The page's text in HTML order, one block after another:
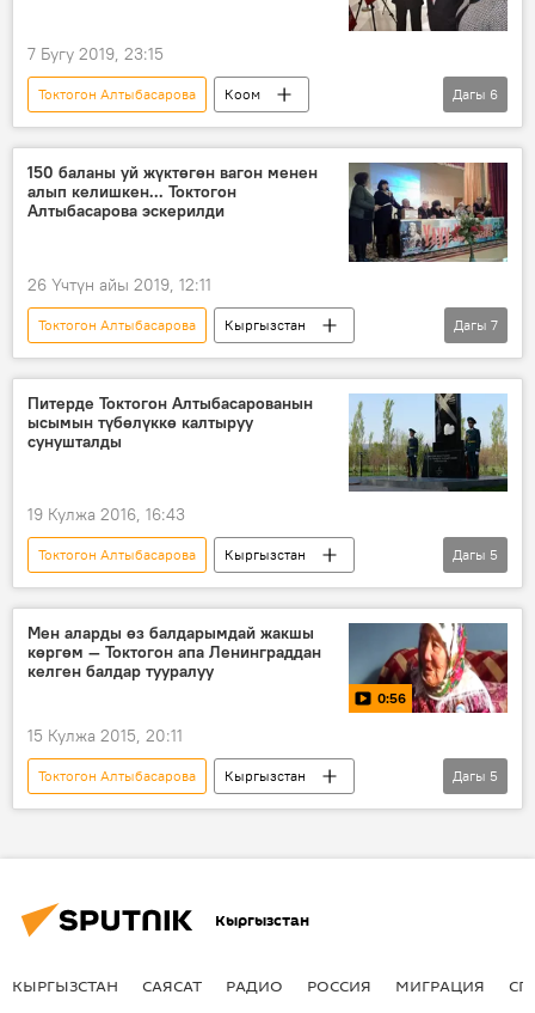
7 Бугу 2019, 23:15
Токтогон Алтыбасарова
Коом
Жаңылыктар
Кыргызстан
Дүйнөдө
Улуу Жеңиштин 74 жылдыгын белгилөө
Дагы 6
150 баланы уй жүктөгөн вагон менен
алып келишкен... Токтогон
Алтыбасарова эскерилди
26 Үчтүн айы 2019, 12:11
Токтогон Алтыбасарова
Кыргызстан
Коом
Жаңылыктар
Ысык-Көл
Ленинград
Улуу Ата Мекендик согуш
эскерүү
кече
Дагы 7
Питерде Токтогон Алтыбасарованын
ысымын түбөлүккө калтыруу
сунушталды
19 Кулжа 2016, 16:43
Токтогон Алтыбасарова
Кыргызстан
Коом
Жаңылыктар
Санкт-Петербург
ысым интервью
Дагы 5
Мен аларды өз балдарымдай жакшы
көргөм — Токтогон апа Ленинграддан
келген балдар тууралуу
0:56
15 Кулжа 2015, 20:11
Токтогон Алтыбасарова
Кыргызстан
Коом
Видео
Жаңылыктар
Дагы 5
Кыргызстан
КЫРГЫЗСТАН САЯСАТ РАДИО РОССИЯ МИГРАЦИЯ